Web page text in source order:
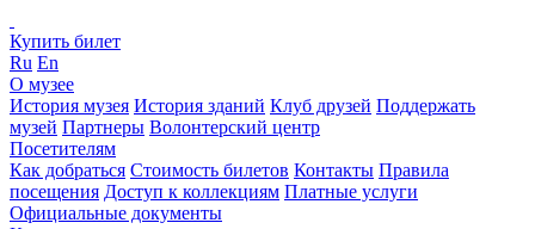
Купить билет
Ru En
О музее
История музея История зданий Клуб друзей Поддержать
музей Партнеры Волонтерский центр
Посетителям
Как добраться Стоимость билетов Контакты Правила
посещения Доступ к коллекциям Платные услуги
Официальные документы